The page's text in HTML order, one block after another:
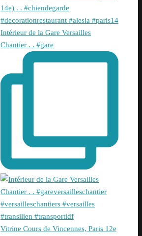
Intérieur de la Gare Versailles
Chantier . . #gare
Vitrine Cours de Vincennes, Paris 12e